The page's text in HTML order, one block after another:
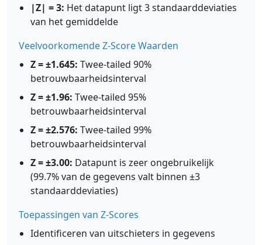
|Z| = 3: Het datapunt ligt 3 standaarddeviaties
van het gemiddelde
Veelvoorkomende Z-Score Waarden
Z = ±1.645: Twee-tailed 90%
betrouwbaarheidsinterval
Z = ±1.96: Twee-tailed 95%
betrouwbaarheidsinterval
Z = ±2.576: Twee-tailed 99%
betrouwbaarheidsinterval
Z = ±3.00: Datapunt is zeer ongebruikelijk
(99.7% van de gegevens valt binnen ±3
standaarddeviaties)
Toepassingen van Z-Scores
Identificeren van uitschieters in gegevens